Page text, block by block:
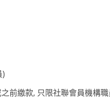
)
之前繳款, 只限社聯會員機構職